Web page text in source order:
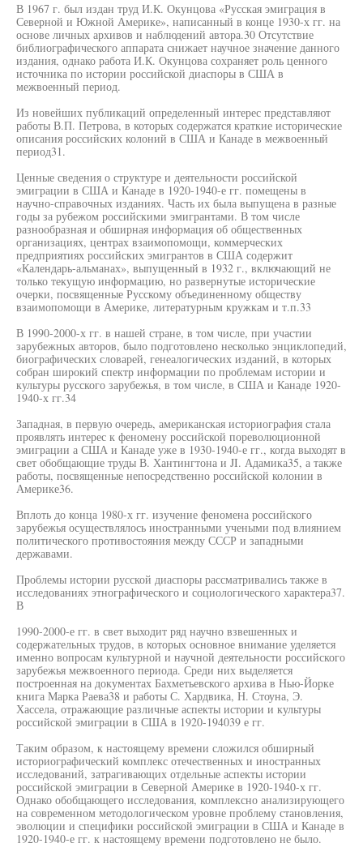
В 1967 г. был издан труд И.К. Окунцова «Русская эмиграция в
Северной и Южной Америке», написанный в конце 1930-х гг. на
основе личных архивов и наблюдений автора.30 Отсутствие
библиографического аппарата снижает научное значение данного
издания, однако работа И.К. Окунцова сохраняет роль ценного
источника по истории российской диаспоры в США в
межвоенный период.
Из новейших публикаций определенный интерес представляют
работы В.П. Петрова, в которых содержатся краткие исторические
описания российских колоний в США и Канаде в межвоенный
период31.
Ценные сведения о структуре и деятельности российской
эмиграции в США и Канаде в 1920-1940-е гг. помещены в
научно-справочных изданиях. Часть их была выпущена в разные
годы за рубежом российскими эмигрантами. В том числе
разнообразная и обширная информация об общественных
организациях, центрах взаимопомощи, коммерческих
предприятиях российских эмигрантов в США содержит
«Календарь-альманах», выпущенный в 1932 г., включающий не
только текущую информацию, но развернутые исторические
очерки, посвященные Русскому объединенному обществу
взаимопомощи в Америке, литературным кружкам и т.п.33
В 1990-2000-х гг. в нашей стране, в том числе, при участии
зарубежных авторов, было подготовлено несколько энциклопедий,
биографических словарей, генеалогических изданий, в которых
собран широкий спектр информации по проблемам истории и
культуры русского зарубежья, в том числе, в США и Канаде 1920-
1940-х гг.34
Западная, в первую очередь, американская историография стала
проявлять интерес к феномену российской пореволюционной
эмиграции а США и Канаде уже в 1930-1940-е гг., когда выходят в
свет обобщающие труды В. Хантингтона и JI. Адамика35, а также
работы, посвященные непосредственно российской колонии в
Америке36.
Вплоть до конца 1980-х гг. изучение феномена российского
зарубежья осуществлялось иностранными учеными под влиянием
политического противостояния между СССР и западными
державами.
Проблемы истории русской диаспоры рассматривались также в
исследованиях этнографического и социологического характера37.
В
1990-2000-е гг. в свет выходит ряд научно взвешенных и
содержательных трудов, в которых основное внимание уделяется
именно вопросам культурной и научной деятельности российского
зарубежья межвоенного периода. Среди них выделяется
построенная на документах Бахметьевского архива в Нью-Йорке
книга Марка Раева38 и работы С. Хардвика, Н. Стоуна, Э.
Хассела, отражающие различные аспекты истории и культуры
российской эмиграции в США в 1920-194039 е гг.
Таким образом, к настоящему времени сложился обширный
историографический комплекс отечественных и иностранных
исследований, затрагивающих отдельные аспекты истории
российской эмиграции в Северной Америке в 1920-1940-х гг.
Однако обобщающего исследования, комплексно анализирующего
на современном методологическом уровне проблему становления,
эволюции и специфики российской эмиграции в США и Канаде в
1920-1940-е гг. к настоящему времени подготовлено не было.